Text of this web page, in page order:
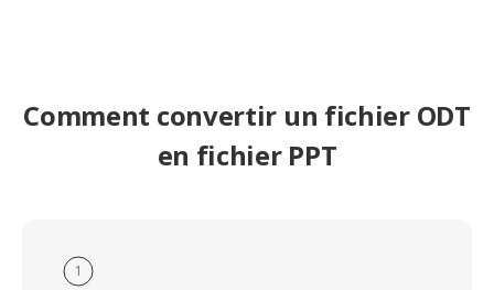
Comment convertir un fichier ODT
en fichier PPT
1